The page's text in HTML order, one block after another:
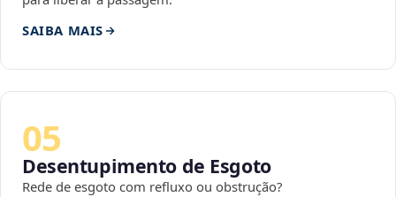
SAIBA MAIS
05
Desentupimento de Esgoto
Rede de esgoto com refluxo ou obstrução?